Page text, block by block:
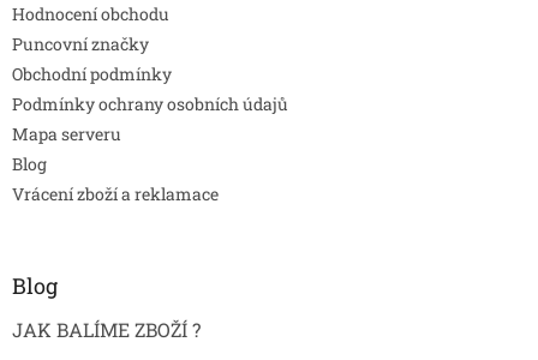
Hodnocení obchodu
Puncovní značky
Obchodní podmínky
Podmínky ochrany osobních údajů
Mapa serveru
Blog
Vrácení zboží a reklamace
Blog
JAK BALÍME ZBOŽÍ ?